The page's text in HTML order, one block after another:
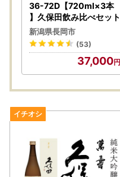
36-72D【720ml×3本
】久保田飲み比べセット
新潟県長岡市
(53)
37,000